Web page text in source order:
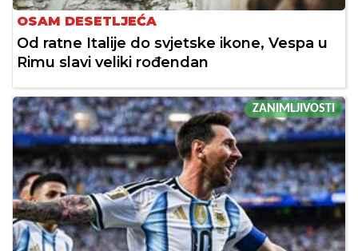
OSAM DESETLJEĆA
Od ratne Italije do svjetske ikone, Vespa u
Rimu slavi veliki rođendan
ZANIMLJIVOSTI